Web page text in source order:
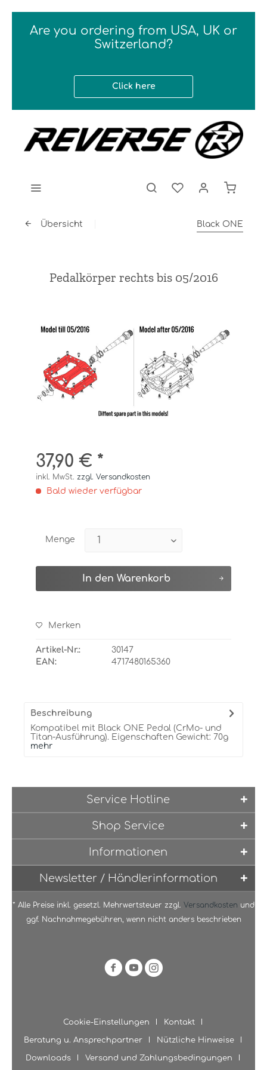
Are you ordering from USA, UK or
Switzerland?
Click here
Übersicht Black ONE
Pedalkörper rechts bis 05/2016
37,90 € *
inkl. MwSt. zzgl. Versandkosten
Bald wieder verfügbar
Menge
In den Warenkorb
Merken
Artikel-Nr.:
30147
EAN:
4717480165360
Beschreibung
Kompatibel mit Black ONE Pedal (CrMo- und
Titan-Ausführung). Eigenschaften Gewicht: 70g
mehr
Service Hotline
Shop Service
Informationen
Newsletter / Händlerinformation
* Alle Preise inkl. gesetzl. Mehrwertsteuer zzgl. Versandkosten und
ggf. Nachnahmegebühren, wenn nicht anders beschrieben
Cookie-Einstellungen Kontakt
Beratung u. Ansprechpartner Nützliche Hinweise
Downloads Versand und Zahlungsbedingungen